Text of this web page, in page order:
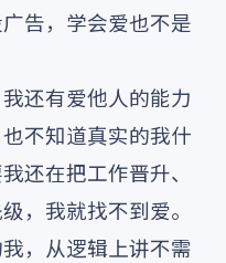
告，学会爱也不是
还有爱他人的能力
不知道真实的我什
还在把工作晋升、
，我就找不到爱。
，从逻辑上讲不需